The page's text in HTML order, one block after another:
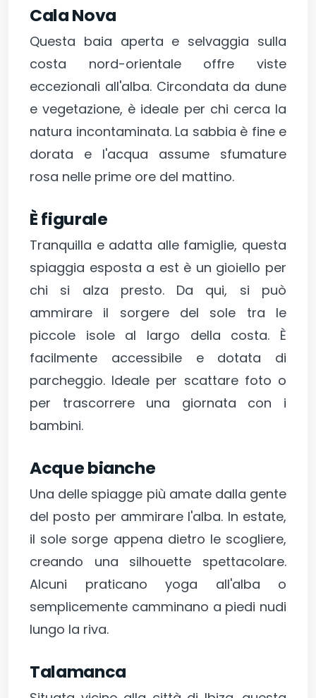
Cala Nova
Questa baia aperta e selvaggia sulla
costa nord-orientale offre viste
eccezionali all'alba. Circondata da dune
e vegetazione, è ideale per chi cerca la
natura incontaminata. La sabbia è fine e
dorata e l'acqua assume sfumature
rosa nelle prime ore del mattino.
È figurale
Tranquilla e adatta alle famiglie, questa
spiaggia esposta a est è un gioiello per
chi si alza presto. Da qui, si può
ammirare il sorgere del sole tra le
piccole isole al largo della costa. È
facilmente accessibile e dotata di
parcheggio. Ideale per scattare foto o
per trascorrere una giornata con i
bambini.
Acque bianche
Una delle spiagge più amate dalla gente
del posto per ammirare l'alba. In estate,
il sole sorge appena dietro le scogliere,
creando una silhouette spettacolare.
Alcuni praticano yoga all'alba o
semplicemente camminano a piedi nudi
lungo la riva.
Talamanca